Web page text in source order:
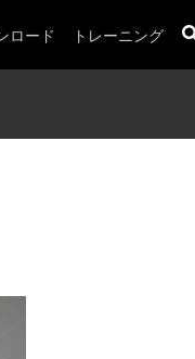
ロード トレーニング